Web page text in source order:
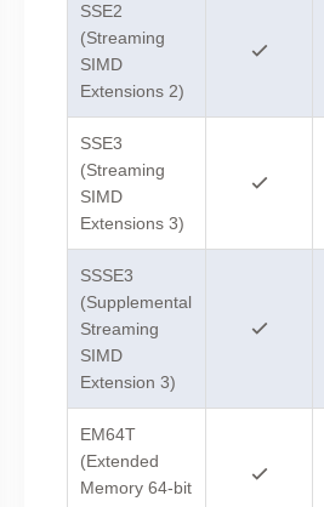
SSE2
(Streaming
SIMD
Extensions 2)
SSE3
(Streaming
SIMD
Extensions 3)
SSSE3
(Supplemental
Streaming
SIMD
Extension 3)
EM64T
(Extended
Memory 64-bit